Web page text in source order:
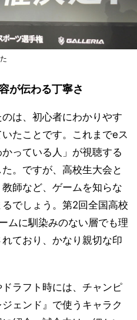
が伝わる丁寧さ
は、初心者にわかりやす
たことです。これまでeス
っている人」が視聴する
。ですが、高校生大会と
師など、ゲームを知らな
でしょう。第2回全国高校
ムに馴染みのない層でも理
ており、かなり親切な印
ラフト時には、チャンピ
ェンド』で使うキャラク